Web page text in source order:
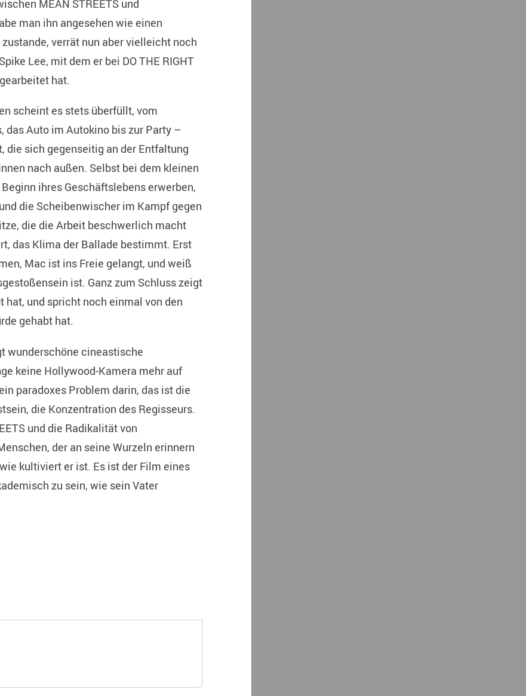
MEAN STREETS und
man ihn angesehen wie einen
verrät nun aber vielleicht noch
Lee, mit dem er bei DO THE RIGHT
hat.
scheint es stets überfüllt, vom
das Auto im Autokino bis zur Party –
die sich gegenseitig an der Entfaltung
nach außen. Selbst bei dem kleinen
ihres Geschäftslebens erwerben,
die Scheibenwischer im Kampf gegen
die die Arbeit beschwerlich macht
das Klima der Ballade bestimmt. Erst
Mac ist ins Freie gelangt, und weiß
ist. Ganz zum Schluss zeigt
hat, und spricht noch einmal von den
gehabt hat.
wunderschöne cineastische
keine Hollywood-Kamera mehr auf
paradoxes Problem darin, das ist die
die Konzentration des Regisseurs.
und die Radikalität von
der an seine Wurzeln erinnern
kultiviert er ist. Es ist der Film eines
zu sein, wie sein Vater